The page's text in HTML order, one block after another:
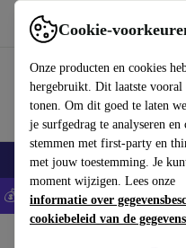
Cookie-
Onze producten en cookies
hergebruikt. Dit laatste vooral
tonen. Om dit goed te laten
je surfgedrag te analyseren
stemmen met first-party en
met jouw toestemming. Je
moment wijzigen. Lees onze
informatie over
cookiebeleid van de
Gebruik refurbed snel en
Smartphones Laptops Tablets
💰Bespaar 5% EXTRA op alle